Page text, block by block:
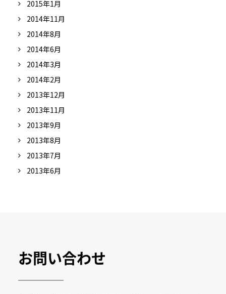
2015年1月
2014年11月
2014年8月
2014年6月
2014年3月
2014年2月
2013年12月
2013年11月
2013年9月
2013年8月
2013年7月
2013年6月
お問い合わせ